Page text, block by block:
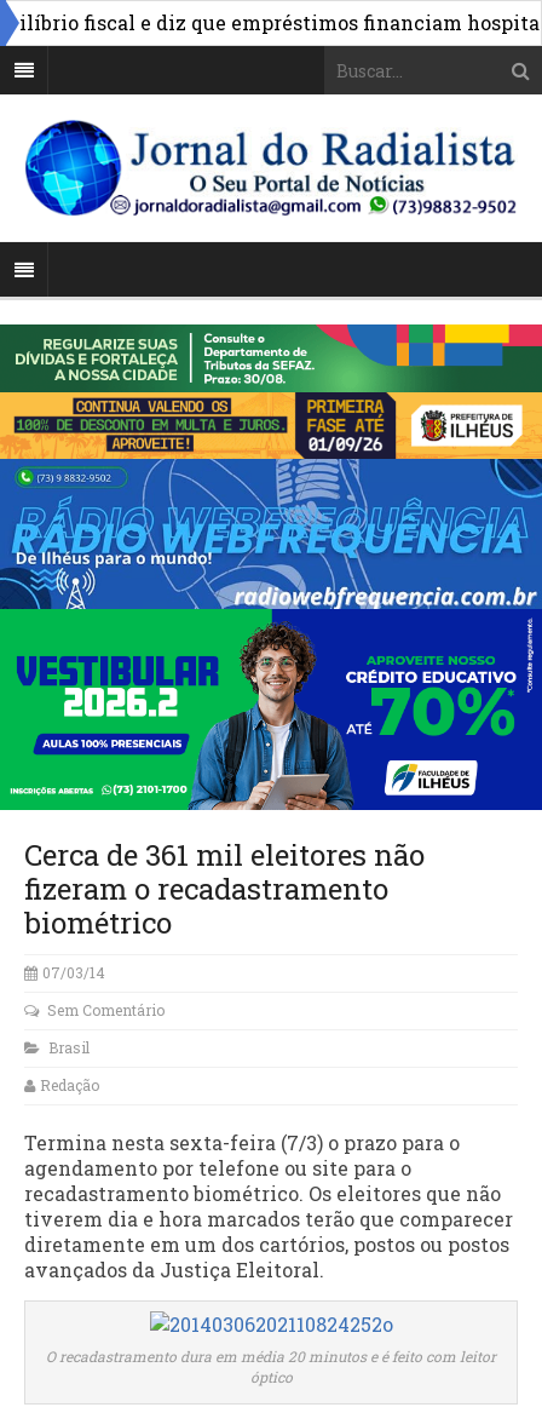
fiscal e diz que empréstimos financiam hospitais e
Cerca de 361 mil eleitores não
fizeram o recadastramento
biométrico
07/03/14
Sem Comentário
Brasil
Redação
Termina nesta sexta-feira (7/3) o prazo para o
agendamento por telefone ou site para o
recadastramento biométrico. Os eleitores que não
tiverem dia e hora marcados terão que comparecer
diretamente em um dos cartórios, postos ou postos
avançados da Justiça Eleitoral.
O recadastramento dura em média 20 minutos e é feito com leitor
óptico